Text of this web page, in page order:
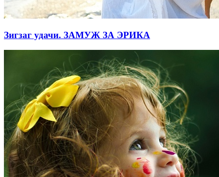
Зигзаг удачи. ЗАМУЖ ЗА ЭРИКА